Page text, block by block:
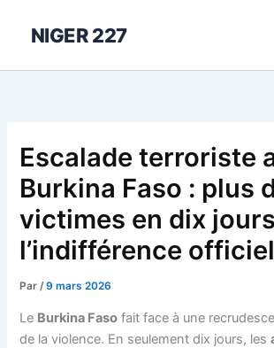
NIGER 227
Escalade terroriste
Burkina Faso : plus
victimes en dix
l’indifférence
Par/9 mars 2026
Le Burkina Faso fait face à une
de la violence. En seulement dix jours, les